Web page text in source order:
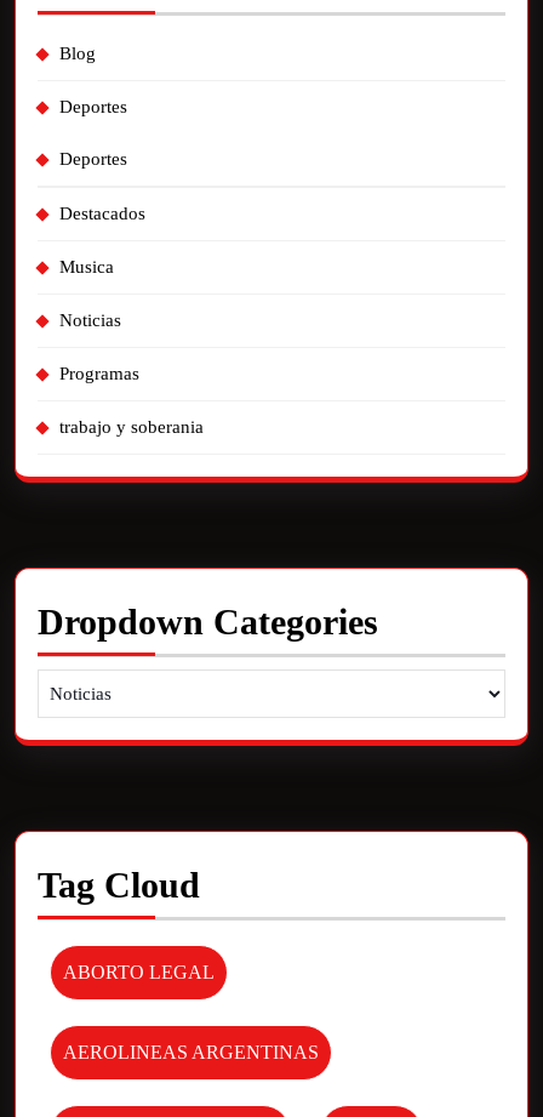
Blog
Deportes
Deportes
Destacados
Musica
Noticias
Programas
trabajo y soberania
Dropdown Categories
Tag Cloud
ABORTO LEGAL
AEROLINEAS ARGENTINAS